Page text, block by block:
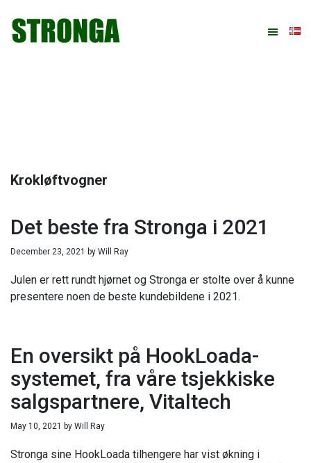
primær
hovedinnhold
primært
bunntekst
Krokløftvogner
Det beste fra Stronga i 2021
December 23, 2021 by Will Ray
Julen er rett rundt hjørnet og Stronga er stolte over å kunne
presentere noen de beste kundebildene i 2021.
En oversikt på HookLoada-
systemet, fra våre tsjekkiske
salgspartnere, Vitaltech
May 10, 2021 by Will Ray
Stronga sine HookLoada tilhengere har vist økning i